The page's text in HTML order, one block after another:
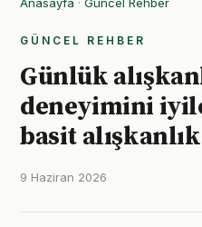
GÜNCEL REHBER
Günlük
deneyimini
basit alışkanlık
9 Haziran 2026